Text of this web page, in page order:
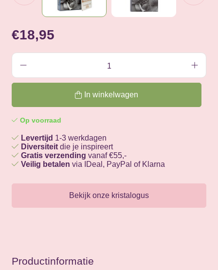
€18,95
In winkelwagen
Op voorraad
Levertijd 1-3 werkdagen
Diversiteit die je inspireert
Gratis verzending vanaf €55,-
Veilig betalen via IDeal, PayPal of Klarna
Bekijk onze kristalogus
Productinformatie